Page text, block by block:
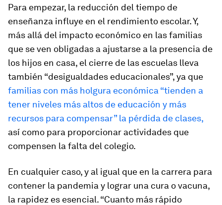
Para empezar, la reducción del tiempo de
enseñanza influye en el rendimiento escolar. Y,
más allá del impacto económico en las familias
que se ven obligadas a ajustarse a la presencia de
los hijos en casa, el cierre de las escuelas lleva
también “desigualdades educacionales”, ya que
familias con más holgura económica “tienden a
tener niveles más altos de educación y más
recursos para compensar” la pérdida de clases,
así como para proporcionar actividades que
compensen la falta del colegio.
En cualquier caso, y al igual que en la carrera para
contener la pandemia y lograr una cura o vacuna,
la rapidez es esencial. “Cuanto más rápido